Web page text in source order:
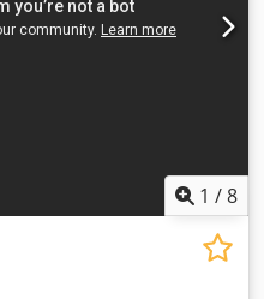
1 /8